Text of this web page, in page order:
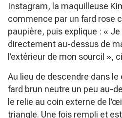
Instagram, la maquilleuse
commence par un fard rose
paupière, puis explique : «
directement au-dessus de
l’extérieur de mon sourcil »,
Au lieu de descendre dans
fard brun neutre un peu au-
le relie au coin externe de
triangle. Une fois rempli et